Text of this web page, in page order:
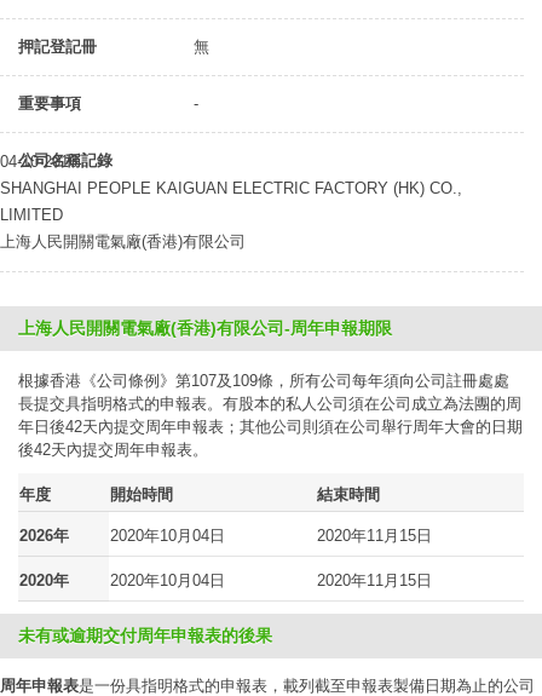
押記登記冊 無
重要事項 -
公司名稱記錄
04-10-2016
SHANGHAI PEOPLE KAIGUAN ELECTRIC FACTORY (HK) CO.,
LIMITED
上海人民開關電氣廠(香港)有限公司
上海人民開關電氣廠(香港)有限公司-周年申報期限
根據香港《公司條例》第107及109條，所有公司每年須向公司註冊處處
長提交具指明格式的申報表。有股本的私人公司須在公司成立為法團的周
年日後42天內提交周年申報表；其他公司則須在公司舉行周年大會的日期
後42天內提交周年申報表。
年度 開始時間 結束時間
2026年 2020年10月04日 2020年11月15日
2020年 2020年10月04日 2020年11月15日
未有或逾期交付周年申報表的後果
周年申報表是一份具指明格式的申報表，載列截至申報表製備日期為止的公司